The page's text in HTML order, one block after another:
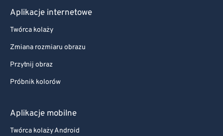
Aplikacje internetowe
Twórca kolaży
Zmiana rozmiaru obrazu
Przytnij obraz
Próbnik kolorów
Aplikacje mobilne
Twórca kolaży Android